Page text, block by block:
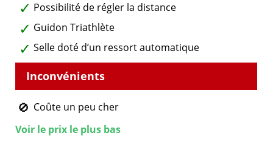
Possibilité de régler la distance
Guidon Triathlète
Selle doté d’un ressort automatique
Coûte un peu cher
Voir le prix le plus bas